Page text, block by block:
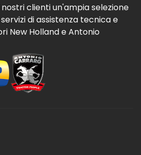
clienti un'ampia selezione
di assistenza tecnica e
New Holland e Antonio